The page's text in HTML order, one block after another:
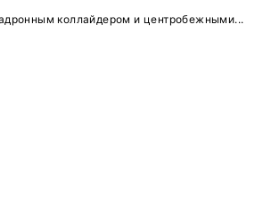
коллайдером и центробежными...